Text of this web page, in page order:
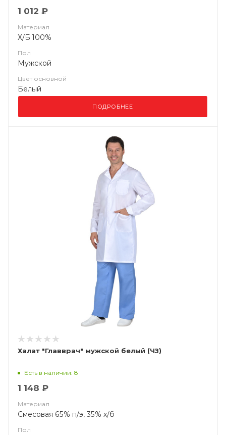
1 012 ₽
Материал
Х/Б 100%
Пол
Мужской
Цвет основной
Белый
ПОДРОБНЕЕ
Халат "Главврач" мужской белый (ЧЗ)
Есть в наличии: 8
1 148 ₽
Материал
Смесовая 65% п/э, 35% х/б
Пол